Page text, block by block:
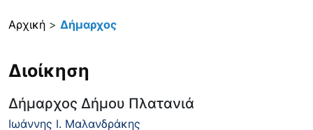
Αρχική > Δήμαρχος
Διοίκηση
Δήμαρχος Δήμου Πλατανιά
Ιωάννης Ι. Μαλανδράκης